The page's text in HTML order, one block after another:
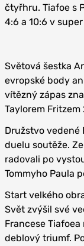
čtyřhru. Tiafoe s
4:6 a 10:6 v
Světová šestka
evropské body
vítězný zápas
Taylorem Fritzem
Družstvo vedené
duelu soutěže.
radovali po
Tommyho Paula
Start velkého
Svět zvýšil své
Francese
deblový triumf.